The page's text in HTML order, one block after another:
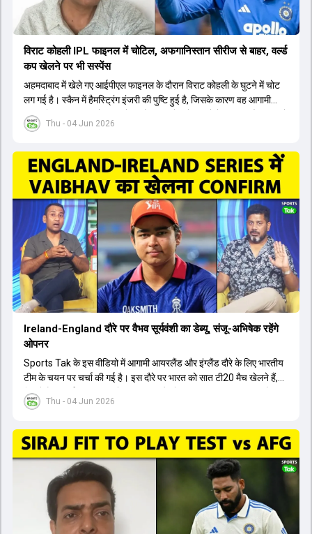
Thu - 04 Jun 2026
विराट कोहली IPL फाइनल में चोटिल, अफगानिस्तान सीरीज से बाहर, वर्ल्ड
कप खेलने पर भी सस्पेंस
अहमदाबाद में खेले गए आईपीएल फाइनल के दौरान विराट कोहली के घुटने में चोट
लग गई है। स्कैन में हैमस्ट्रिंग इंजरी की पुष्टि हुई है, जिसके कारण वह आगामी
अफगानिस्तान सीरीज से बाहर हो गए हैं। इस चोट से उबरने में सामान्य तौर पर 4 से
12 हफ्ते का समय लग सकता है, और अगर सर्जरी की जरूरत पड़ी तो 3 से 5 महीने
सेंटर ऑफ एक्सीलेंस जाएंगे। इस गंभीर चोट के कारण 14 जुलाई से शुरू होने वाले
इंग्लैंड दौरे और आगामी वर्ल्ड कप में उनके खेलने पर सस्पेंस बन गया है। दूसरी
तरफ, आईपीएल में इम्पैक्ट प्लेयर के तौर पर खेलने वाले रोहित शर्मा को भी अभी तक
मेडिकल क्लीयरेंस नहीं मिली है। शनिवार को मुंबई में होने वाली चयन समिति की
बैठक में यह देखना अहम होगा कि क्या चयनकर्ता विराट कोहली को फिटनेस की शर्त
पर टीम में शामिल करते हैं या नहीं।
Thu - 04 Jun 2026
Ireland-England दौरे पर वैभव सूर्यवंशी का डेब्यू, संजू-अभिषेक रहेंगे
ओपनर
Sports Tak के इस वीडियो में आगामी आयरलैंड और इंग्लैंड दौरे के लिए भारतीय
टीम के चयन पर चर्चा की गई है। इस दौरे पर भारत को सात टी20 मैच खेलने हैं,
जिसमें वैभव सूर्यवंशी का टीम में चुना जाना और डेब्यू करना तय माना जा रहा है।
हालांकि, अभिषेक शर्मा और संजू सैमसन ही टीम के फर्स्ट चॉइस ओपनर बने रहेंगे,
नंबर तीन और श्रेयस अय्यर नंबर चार पर खेलेंगे। वहीं, रजत पाटीदार फिलहाल
टी20 टीम की योजना से बाहर हैं, लेकिन वह टेस्ट क्रिकेट में वापसी कर सकते हैं।